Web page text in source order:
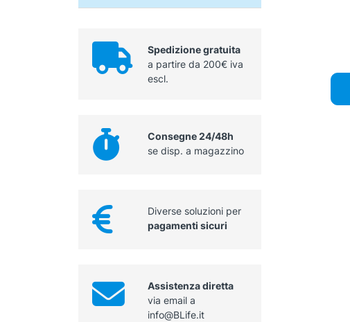
Spedizione gratuita
a partire da 200€ iva
escl.
Consegne 24/48h
se disp. a magazzino
Diverse soluzioni per
pagamenti sicuri
Assistenza diretta
via email a
info@BLife.it